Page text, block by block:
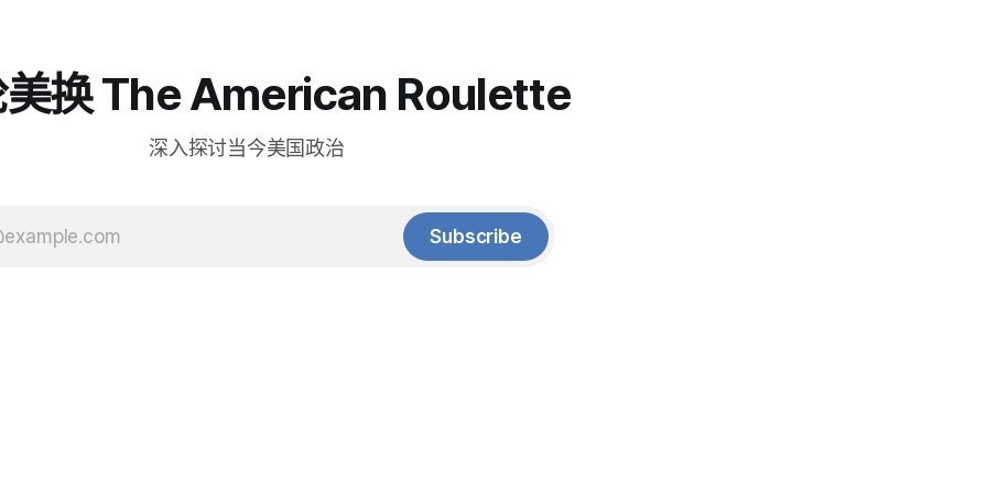
换 The American Roulette
深入探讨当今美国政治
Subscribe